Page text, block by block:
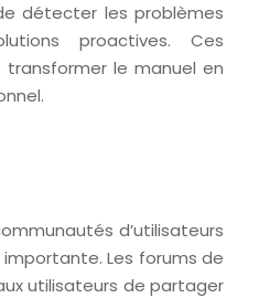
détecter les problèmes
proactives. Ces
le manuel en
d’utilisateurs
Les forums de
utilisateurs de partager